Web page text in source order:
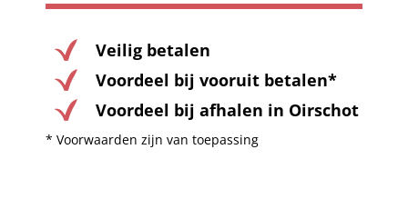
Veilig betalen
Voordeel bij vooruit betalen*
Voordeel bij afhalen in Oirschot
* Voorwaarden zijn van toepassing